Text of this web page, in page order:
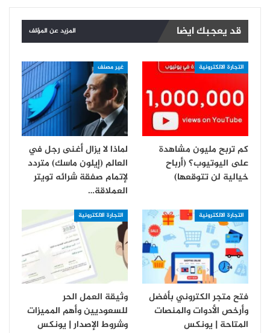
قد يعجبك ايضا المزيد عن المؤلف
التجارة الالكترونية
كم تربح مليون مشاهدة
على اليوتيوب؟ (أرباح
خيالية لن تتوقعها)
غير مصنف
لماذا لا يزال أغنى رجل في
العالم (إيلون ماسك) متردد
لإتمام صفقة شرائه تويتر
العملاقة…
التجارة الالكترونية
فتح متجر الكتروني بأفضل
وأرخص الأدوات والمنصات
المتاحة | يونكس
التجارة الالكترونية
وثيقة العمل الحر
للسعوديين وأهم المميزات
وشروط الإصدار | يونكس